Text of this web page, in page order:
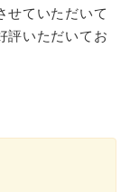
せていただいて
評いただいてお